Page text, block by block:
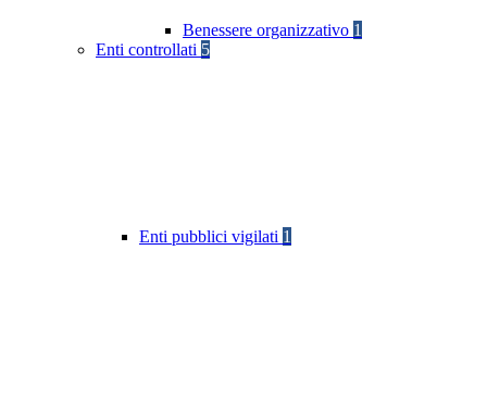
Benessere organizzativo 1
Enti controllati 5
Enti pubblici vigilati 1